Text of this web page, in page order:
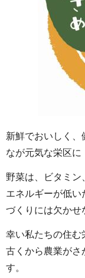
新鮮でおいしく、
なが元気な栄区に
野菜は、ビタミン
エネルギーが低
づくりには欠かせ
幸い私たちの住む
古くから農業がさ
す。